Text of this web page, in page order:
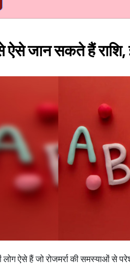
ऐसे जान सकते हैं राशि,
लोग ऐसे हैं जो रोजमर्रा की समस्याओं से